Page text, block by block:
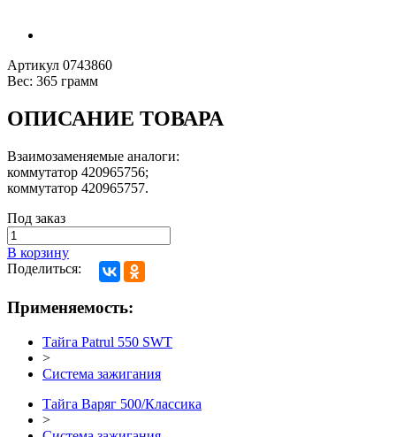
Артикул 0743860
Вес: 365 грамм
ОПИСАНИЕ ТОВАРА
Взаимозаменяемые аналоги:
коммутатор 420965756;
коммутатор 420965757.
Под заказ
В корзину
Поделиться:
Применяемость:
Тайга Patrul 550 SWT
>
Система зажигания
Тайга Варяг 500/Классика
>